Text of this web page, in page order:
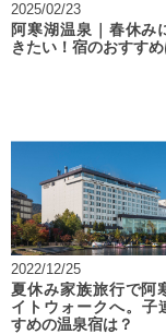
2025/02/23
阿寒湖温泉｜春休み
きたい！宿のおすすめ
2022/12/25
夏休み家族旅行で阿
イトウォークへ。子
すめの温泉宿は？